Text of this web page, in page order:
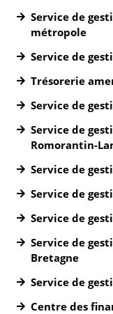
Service de
métropole
Service de
Trésorerie
Service de
Service de
Romorantin-
Service de
Service de
Service de
Service de
Bretagne
Service de
Centre des